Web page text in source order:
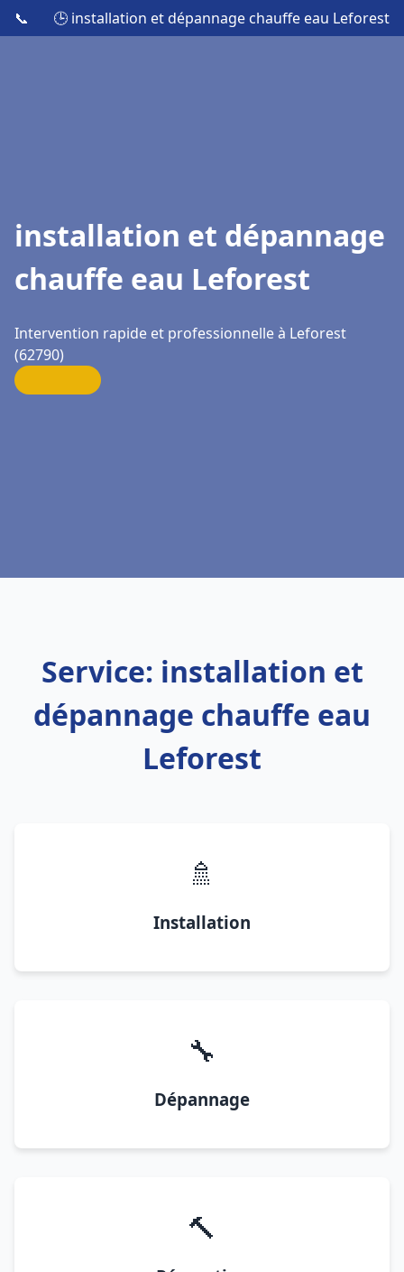
📞 🕒 installation et dépannage chauffe eau Leforest
installation et dépannage
chauffe eau Leforest
Intervention rapide et professionnelle à Leforest
(62790)
Service: installation et
dépannage chauffe eau
Leforest
🚿
Installation
🔧
Dépannage
🔨